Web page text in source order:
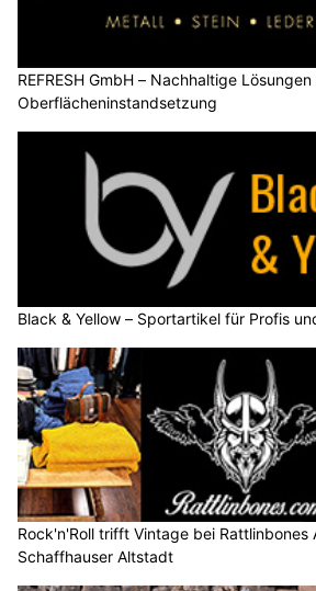
REFRESH GmbH – Nachhaltige
Oberflächeninstandsetzung
Black & Yellow – Sportartikel für Profis
Rock'n'Roll trifft Vintage bei Rattlinbones
Schaffhauser Altstadt